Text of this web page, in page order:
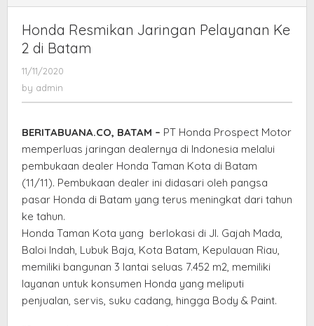
Resmikan
Jaringan
Pelayanan
Honda Resmikan Jaringan Pelayanan Ke
2 di Batam
11/11/2020
by admin
BERITABUANA.CO, BATAM – PT Honda Prospect Motor
memperluas jaringan dealernya di Indonesia melalui
pembukaan dealer Honda Taman Kota di Batam
(11/11). Pembukaan dealer ini didasari oleh pangsa
pasar Honda di Batam yang terus meningkat dari tahun
ke tahun.
Honda Taman Kota yang berlokasi di Jl. Gajah Mada,
Baloi Indah, Lubuk Baja, Kota Batam, Kepulauan Riau,
memiliki bangunan 3 lantai seluas 7.452 m2, memiliki
layanan untuk konsumen Honda yang meliputi
penjualan, servis, suku cadang, hingga Body & Paint.